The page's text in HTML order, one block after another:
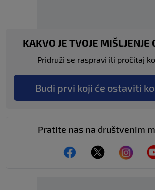
KAKVO JE TVOJE MIŠLJENJE
Pridruži se raspravi ili pročitaj
Budi prvi koji će ostaviti
Pratite nas na društvenim